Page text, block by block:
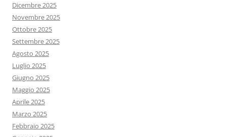
Dicembre 2025
Novembre 2025
Ottobre 2025
Settembre 2025
Agosto 2025
Luglio 2025
Giugno 2025
Maggio 2025
Aprile 2025
Marzo 2025
Febbraio 2025